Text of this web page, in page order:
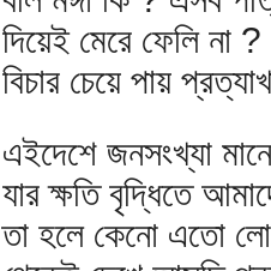
দিয়েই মেরে ফেলি না
বিচার চেয়ে পায়
এইদেশে জনসংখ্যা
যার ক্ষতি বৃদ্ধিতে
তা হলে কেনো এতো